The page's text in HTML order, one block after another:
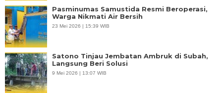
Pasminumas Samustida Resmi Beroperasi,
Warga Nikmati Air Bersih
23 Mei 2026 | 15:39 WIB
Satono Tinjau Jembatan Ambruk di Subah,
Langsung Beri Solusi
9 Mei 2026 | 13:07 WIB